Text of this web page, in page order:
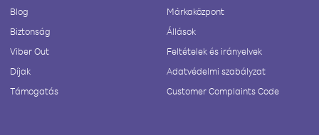
Blog
Biztonság
Viber Out
Díjak
Támogatás
Márkaközpont
Állások
Feltételek és irányelvek
Adatvédelmi szabályzat
Customer Complaints Code